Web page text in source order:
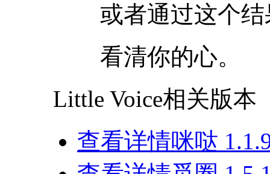
或者通过这个结
看清你的心。
Little Voice相关版本
查看详情咪哒